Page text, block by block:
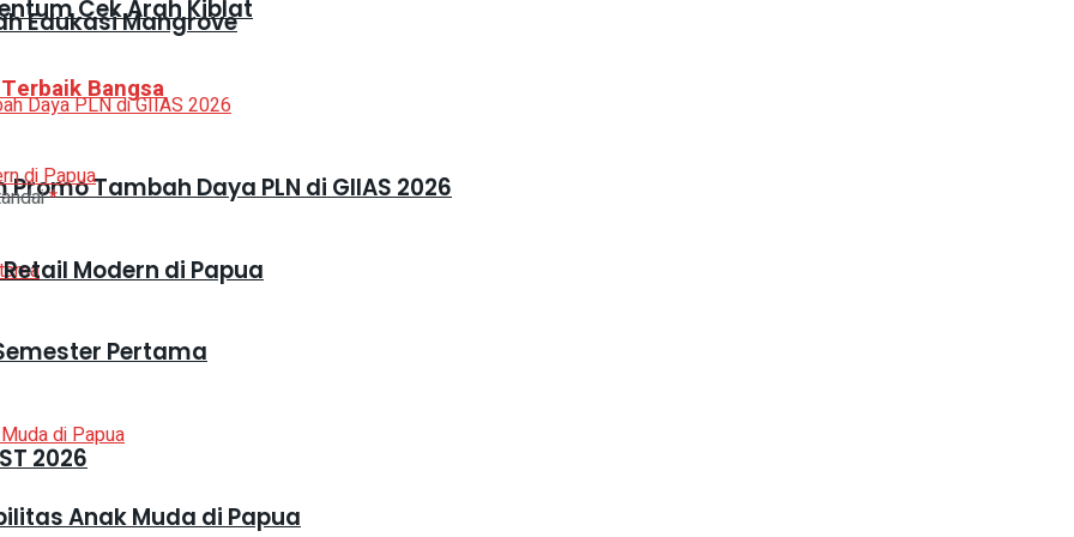
Edukasi Mangrove
Tambah Daya PLN di GIIAS 2026
Pertama
Anak Muda di Papua
Cek Arah Kiblat
Modern di Papua
2026
Bangsa
*